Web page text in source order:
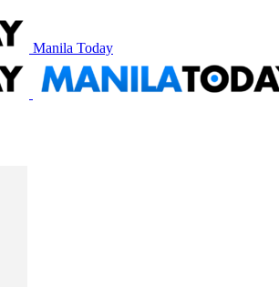
Manila Today